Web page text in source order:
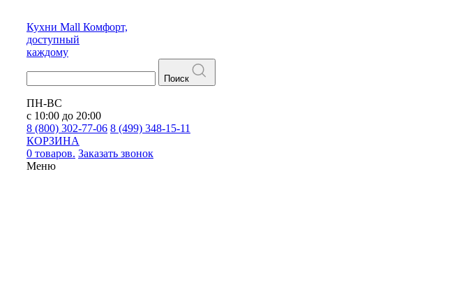
Кухни Mall Комфорт,
доступный
каждому
Поиск
ПН-ВС
с 10:00 до 20:00
8 (800) 302-77-06 8 (499) 348-15-11
КОРЗИНА
0 товаров. Заказать звонок
Меню